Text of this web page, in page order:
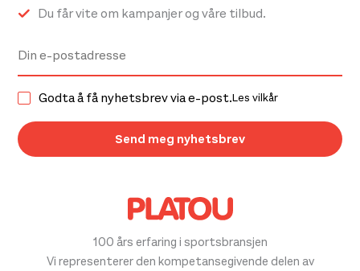
100 års erfaring i sportsbransjen
Vi representerer den kompetansegivende delen av
Du får vite om kampanjer og våre tilbud.
Godta å få nyhetsbrev via e-post.Les vilkår